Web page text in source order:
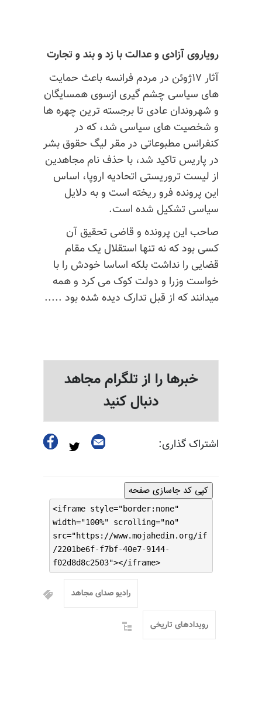
رویارویآزادیوعدالتبا زدوبندوتجارت
آثار۱۷ژوئن درمردم فرانسه باعث حمایت
های سیاسی چشم گیری ازسوی همسایگان
و شهروندان عادی تا برجسته ترین چهره ها
و شخصیت های سیاسی شد، که در
کنفرانس مطبوعاتی درمقر لیگ حقوق بشر
در پاریس تاکید شد، با حذف نام مجاهدین
از لیست تروریستی اتحادیه اروپا، اساس
این پرونده فرو ریخته است وبه دلایل
سیاسی تشکیل شده است.
صاحب این پرونده و قاضی تحقیق آن
کسی بود که نه تنها استقلال یک مقام
قضایی را نداشت بلکه اساسا خودش را با
خواست وزرا و دولت کوک می کرد وهمه
میدانند که از قبل تدارک دیده شده بود .....
خبرها را از تلگرام مجاهد
دنبال کنید
اشتراک گذاری:
کپی کد جاسازی صفحه
<iframe style="border:none"
width="100%" scrolling="no"
src="https://www.mojahedin.org/if
/2201be6f-f7bf-40e7-9144-
f02d8d8c2503"></iframe>
رادیو صدای مجاهد
رویدادهای تاریخی